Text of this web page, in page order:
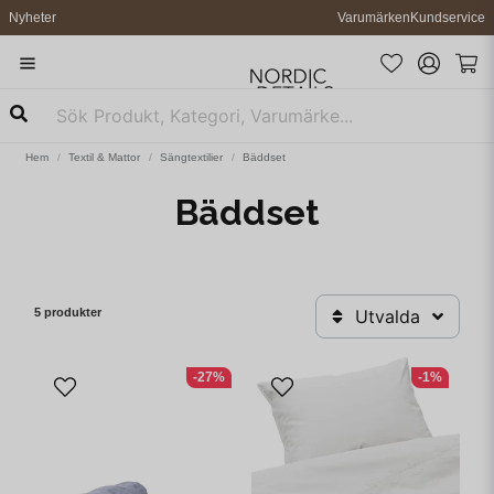
Nyheter VarumärkenKundservice
Hem Textil & Mattor Sängtextilier Bäddset
Bäddset
5 produkter Utvalda
-27% -1%